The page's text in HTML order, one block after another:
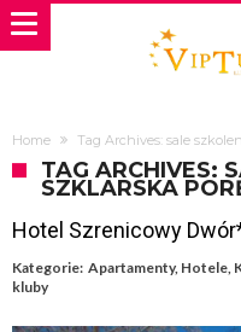
Home Tag Archives: sale
TAG ARCHIVES:
SZKLARSKA
Hotel Szrenicowy
Kategorie: Apartamenty, Hotele,
kluby